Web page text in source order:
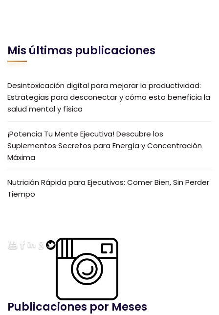
Mis últimas publicaciones
Desintoxicación digital para mejorar la productividad:
Estrategias para desconectar y cómo esto beneficia la
salud mental y física
¡Potencia Tu Mente Ejecutiva! Descubre los
Suplementos Secretos para Energía y Concentración
Máxima
Nutrición Rápida para Ejecutivos: Comer Bien, Sin Perder
Tiempo
Publicaciones por Meses